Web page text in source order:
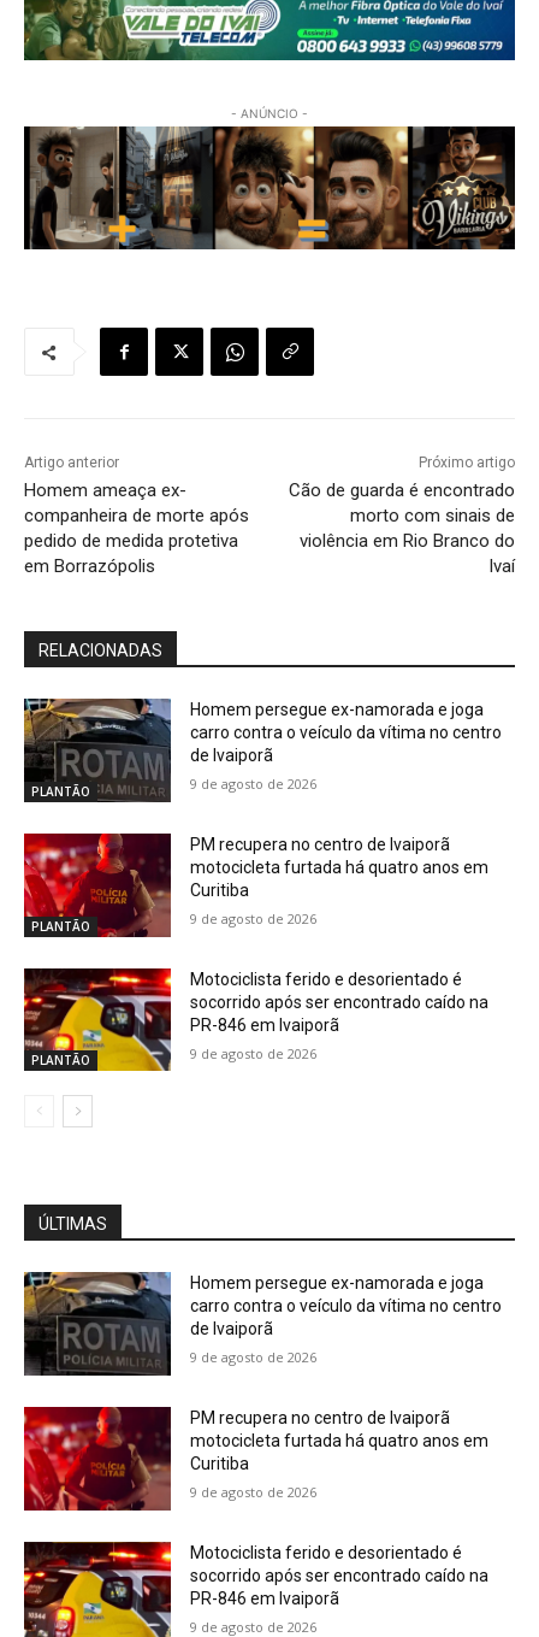
- ANÚNCIO -
Artigo anterior
Homem ameaça ex-
companheira de morte após
pedido de medida protetiva
em Borrazópolis
Próximo artigo
Cão de guarda é encontrado
morto com sinais de
violência em Rio Branco do
Ivaí
RELACIONADAS
PLANTÃO
Homem persegue ex-namorada e joga
carro contra o veículo da vítima no centro
de Ivaiporã
9 de agosto de 2026
PLANTÃO
PM recupera no centro de Ivaiporã
motocicleta furtada há quatro anos em
Curitiba
9 de agosto de 2026
PLANTÃO
Motociclista ferido e desorientado é
socorrido após ser encontrado caído na
PR-846 em Ivaiporã
9 de agosto de 2026
ÚLTIMAS
Homem persegue ex-namorada e joga
carro contra o veículo da vítima no centro
de Ivaiporã
9 de agosto de 2026
PM recupera no centro de Ivaiporã
motocicleta furtada há quatro anos em
Curitiba
9 de agosto de 2026
Motociclista ferido e desorientado é
socorrido após ser encontrado caído na
PR-846 em Ivaiporã
9 de agosto de 2026